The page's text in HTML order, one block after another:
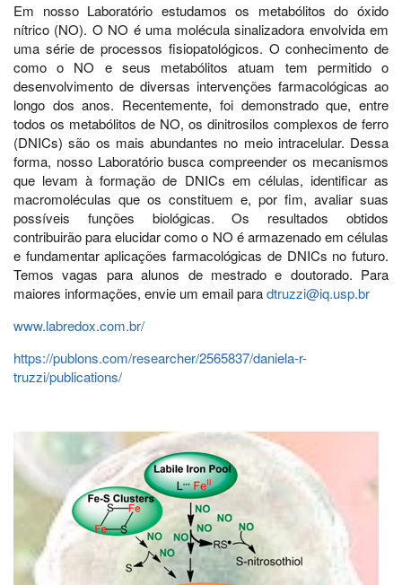
Em nosso Laboratório estudamos os metabólitos do óxido
nítrico (NO). O NO é uma molécula sinalizadora envolvida em
uma série de processos fisiopatológicos. O conhecimento de
como o NO e seus metabólitos atuam tem permitido o
desenvolvimento de diversas intervenções farmacológicas ao
longo dos anos. Recentemente, foi demonstrado que, entre
todos os metabólitos de NO, os dinitrosilos complexos de ferro
(DNICs) são os mais abundantes no meio intracelular. Dessa
forma, nosso Laboratório busca compreender os mecanismos
que levam à formação de DNICs em células, identificar as
macromoléculas que os constituem e, por fim, avaliar suas
possíveis funções biológicas. Os resultados obtidos
contribuirão para elucidar como o NO é armazenado em células
e fundamentar aplicações farmacológicas de DNICs no futuro.
Temos vagas para alunos de mestrado e doutorado. Para
maiores informações, envie um email paradtruzzi@iq.usp.br
www.labredox.com.br/
https://publons.com/researcher/2565837/daniela-r-
truzzi/publications/